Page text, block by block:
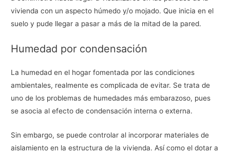
vivienda con un aspecto húmedo y/o mojado. Que inicia en el
suelo y pude llegar a pasar a más de la mitad de la pared.
Humedad por condensación
La humedad en el hogar fomentada por las condiciones
ambientales, realmente es complicada de evitar. Se trata de
uno de los problemas de humedades más embarazoso, pues
se asocia al efecto de condensación interna o externa.
Sin embargo, se puede controlar al incorporar materiales de
aislamiento en la estructura de la vivienda. Así como el dotar a